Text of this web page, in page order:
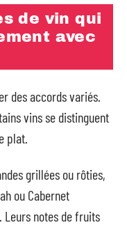
de vin qui
avec
des accords variés.
vins se distinguent
plat.
grillées ou rôties,
ou Cabernet
Leurs notes de fruits